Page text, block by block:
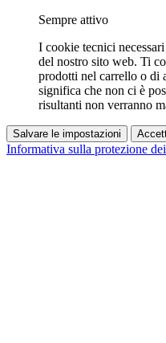
Sempre attivo
I cookie tecnici
del nostro sito web. Ti
prodotti nel carrello o di
significa che non ci è
risultanti non verranno
Salvare le impostazioni
Informativa sulla protezione